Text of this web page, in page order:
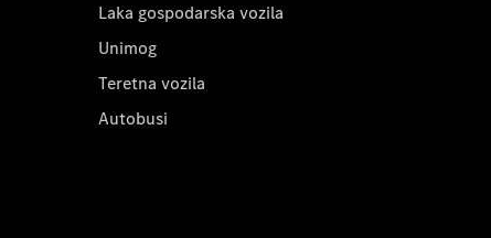
Laka gospodarska vozila
Unimog
Teretna vozila
Autobusi